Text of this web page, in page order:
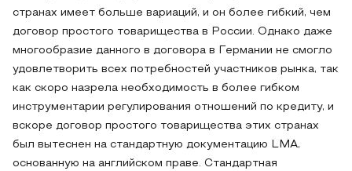
странах имеет больше вариаций, и он более гибкий, чем
договор простого товарищества в России. Однако даже
многообразие данного в договора в Германии не смогло
удовлетворить всех потребностей участников рынка, так
как скоро назрела необходимость в более гибком
инструментарии регулирования отношений по кредиту, и
вскоре договор простого товарищества этих странах
был вытеснен на стандартную документацию LMA,
основанную на английском праве. Стандартная